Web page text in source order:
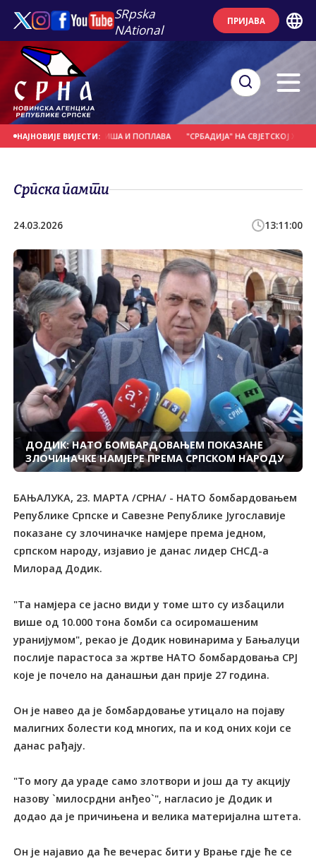
SRpska
NAtional
ПРИЈАВА
НАЈНОВИЈЕ ВИЈЕСТИ:
ЗБОГ ОБИЛНИХ КИША И ПОПЛАВА "СРБАДИЈА" НА СВЈЕТСКОЈ ХОРСКОЈ
Српска памти
24.03.2026 13:11:00
ДОДИК: НАТО БОМБАРДОВАЊЕМ ПОКАЗАНЕ
ЗЛОЧИНАЧКЕ НАМЈЕРЕ ПРЕМА СРПСКОМ НАРОДУ
БАЊАЛУКА, 23. МАРТА /СРНА/ - НАТО бомбардовањем
Републике Српске и Савезне Републике Југославије
показане су злочиначке намјере према једном,
српском народу, изјавио је данас лидер СНСД-а
Милорад Додик.
"Та намјера се јасно види у томе што су избацили
више од 10.000 тона бомби са осиромашеним
уранијумом", рекао је Додик новинарима у Бањалуци
послије парастоса за жртве НАТО бомбардовања СРЈ
које је почело на данашњи дан прије 27 година.
Он је навео да је бомбардовање утицало на појаву
малигних болести код многих, па и код оних који се
данас рађају.
"То могу да ураде само злотвори и још да ту акцију
назову `милосрдни анђео`", нагласио је Додик и
додао да је причињена и велика материјална штета.
Он је најавио да ће вечерас бити у Врање гдје ће се